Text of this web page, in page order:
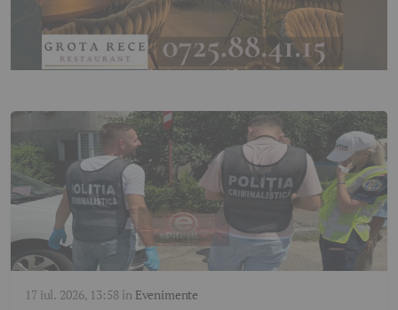
17 iul. 2026, 13:58în Evenimente